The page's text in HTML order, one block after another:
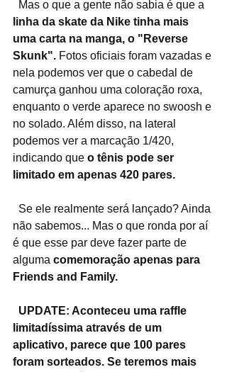
  Mas o que a gente não sabia é que a
linha da skate da Nike tinha mais
uma carta na manga, o "Reverse
Skunk". Fotos oficiais foram vazadas e
nela podemos ver que o cabedal de
camurça ganhou uma coloração roxa,
enquanto o verde aparece no swoosh e
no solado. Além disso, na lateral
podemos ver a marcação 1/420,
indicando que o tênis pode ser
limitado em apenas 420 pares.
não sabemos... Mas o que ronda por aí
é que esse par deve fazer parte de
alguma comemoração apenas para
Friends and Family.
limitadíssima através de um
aplicativo, parece que 100 pares
foram sorteados. Se teremos mais